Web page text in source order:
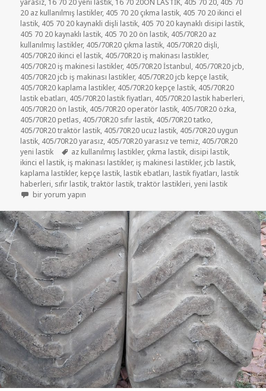
yarasız, 16 70 20 yeni lastik, 16 70 20ÖN LASTİK, 405 70 20, 405 70
20 az kullanılmış lastikler, 405 70 20 çıkma lastik, 405 70 20 ikinci el
lastik, 405 70 20 kaynakli dişli lastik, 405 70 20 kaynaklı disipi lastik,
405 70 20 kaynaklı lastik, 405 70 20 ön lastik, 405/70R20 az
kullanılmış lastikler, 405/70R20 çıkma lastik, 405/70R20 dişli,
405/70R20 ikinci el lastik, 405/70R20 iş makinası lastikler,
405/70R20 iş makinesi lastikler, 405/70R20 İstanbul, 405/70R20 jcb,
405/70R20 jcb iş makinası lastikler, 405/70R20 jcb kepçe lastik,
405/70R20 kaplama lastikler, 405/70R20 kepçe lastik, 405/70R20
lastik ebatları, 405/70R20 lastik fiyatları, 405/70R20 lastik haberleri,
405/70R20 ön lastik, 405/70R20 operatör lastik, 405/70R20 özka,
405/70R20 petlas, 405/70R20 sıfır lastik, 405/70R20 tatko,
405/70R20 traktör lastik, 405/70R20 ucuz lastik, 405/70R20 uygun
lastik, 405/70R20 yarasız, 405/70R20 yarasız ve temiz, 405/70R20
yeni lastik
Etiketler
az kullanılmış lastikler, çıkma lastik, disipi lastik,
ikinci el lastik, iş makinası lastikler, iş makinesi lastikler, jcb lastik,
kaplama lastikler, kepçe lastik, lastik ebatları, lastik fiyatları, lastik
haberleri, sıfır lastik,traktör lastik,traktör lastikleri,yeni lastik
16-70R20(405/70R20 DİSİPİ ÖN LASTİK JCB İS MAKİNESİ LASTİKLER
bir yorum yapın